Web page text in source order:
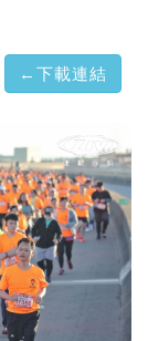
←下載連結